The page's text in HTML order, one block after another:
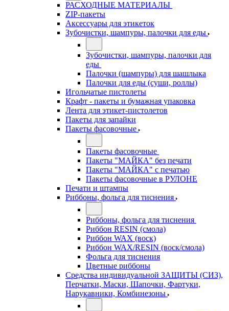
РАСХОДНЫЕ МАТЕРИАЛЫ
ZIP-пакеты
Аксессуары для этикеток
Зубочистки, шампуры, палочки для еды
Зубочистки, шампуры, палочки для
еды
Палочки (шампуры) для шашлыка
Палочки для еды (суши, роллы)
Игольчатые пистолеты
Крафт - пакеты и бумажная упаковка
Лента для этикет-пистолетов
Пакеты для запайки
Пакеты фасовочные
Пакеты фасовочные
Пакеты "МАЙКА" без печати
Пакеты "МАЙКА" с печатью
Пакеты фасовочные в РУЛОНЕ
Печати и штампы
Риббоны, фольга для тиснения
Риббоны, фольга для тиснения
Риббон RESIN (смола)
Риббон WAX (воск)
Риббон WAX/RESIN (воск/смола)
Фольга для тиснения
Цветные риббоны
Средства индивидуальной ЗАЩИТЫ (СИЗ),
Перчатки, Маски, Шапочки, Фартуки,
Нарукавники, Комбинезоны